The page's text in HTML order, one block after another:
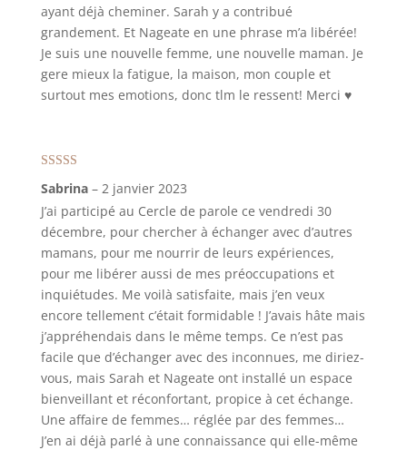
ayant déjà cheminer. Sarah y a contribué
grandement. Et Nageate en une phrase m’a libérée!
Je suis une nouvelle femme, une nouvelle maman. Je
gere mieux la fatigue, la maison, mon couple et
surtout mes emotions, donc tlm le ressent! Merci ♥️
Sabrina – 2 janvier 2023
J’ai participé au Cercle de parole ce vendredi 30
décembre, pour chercher à échanger avec d’autres
mamans, pour me nourrir de leurs expériences,
pour me libérer aussi de mes préoccupations et
inquiétudes. Me voilà satisfaite, mais j’en veux
encore tellement c’était formidable ! J’avais hâte mais
j’appréhendais dans le même temps. Ce n’est pas
facile que d’échanger avec des inconnues, me diriez-
vous, mais Sarah et Nageate ont installé un espace
bienveillant et réconfortant, propice à cet échange.
Une affaire de femmes… réglée par des femmes…
J’en ai déjà parlé à une connaissance qui elle-même